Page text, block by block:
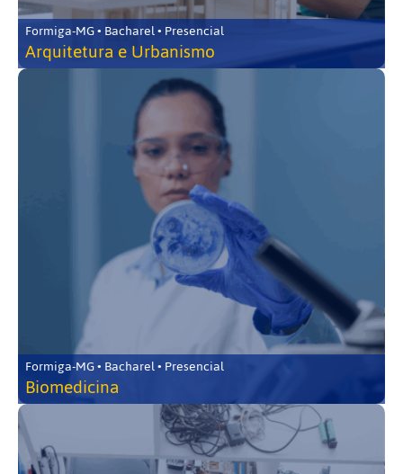
Formiga-MG • Bacharel • Presencial
Arquitetura e Urbanismo
Formiga-MG • Bacharel • Presencial
Biomedicina